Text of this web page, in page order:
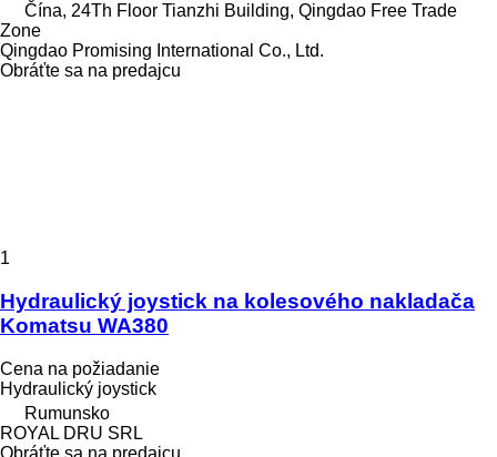
Čína, 24Th Floor Tianzhi Building, Qingdao Free Trade
Zone
Qingdao Promising International Co., Ltd.
Obráťte sa na predajcu
1
Hydraulický joystick na kolesového nakladača
Komatsu WA380
Cena na požiadanie
Hydraulický joystick
Rumunsko
ROYAL DRU SRL
Obráťte sa na predajcu